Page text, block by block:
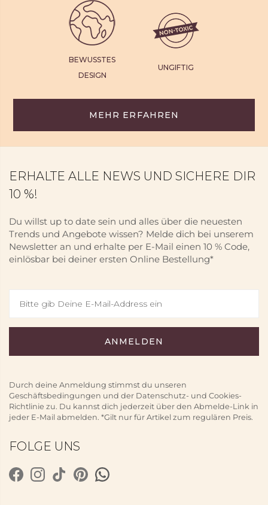
BEWUSSTES
DESIGN
UNGIFTIG
MEHR ERFAHREN
ERHALTE ALLE NEWS UND SICHERE DIR
10 %!
Du willst up to date sein und alles über die neuesten
Trends und Angebote wissen? Melde dich bei unserem
Newsletter an und erhalte per E-Mail einen 10 % Code,
einlösbar bei deiner ersten Online Bestellung*
Durch deine Anmeldung stimmst du unseren
Geschäftsbedingungen und der Datenschutz- und Cookies-
Richtlinie zu. Du kannst dich jederzeit über den Abmelde-Link in
jeder E-Mail abmelden. *Gilt nur für Artikel zum regulären Preis.
FOLGE UNS